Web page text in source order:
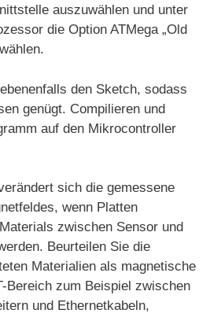
auszuwählen und unter
die Option ATMega „Old
den Sketch, sodass
genügt. Compilieren und
auf den Mikrocontroller
sich die gemessene
wenn Platten
zwischen Sensor und
Beurteilen Sie die
Materialien als magnetische
Bereich zum Beispiel zwischen
und Ethernetkabeln,